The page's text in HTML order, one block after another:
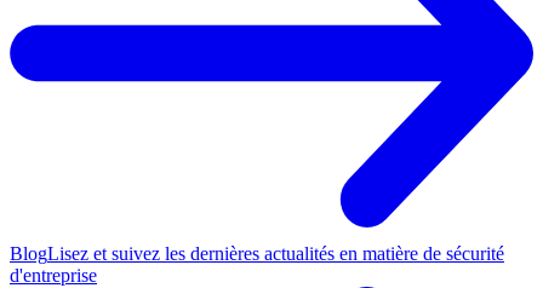
BlogLisez et suivez les dernières actualités en matière de sécurité
d'entreprise